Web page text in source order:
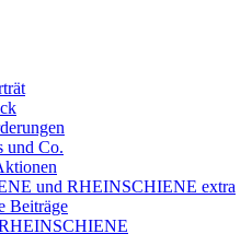
und Co.
und RHEINSCHIENE extra
Beiträge